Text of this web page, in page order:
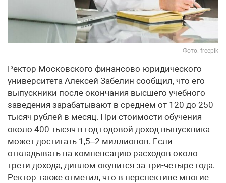
Фото: freepik
Ректор Московского финансово-юридического
университета Алексей Забелин сообщил, что его
выпускники после окончания высшего учебного
заведения зарабатывают в среднем от 120 до 250
тысяч рублей в месяц. При стоимости обучения
около 400 тысяч в год годовой доход выпускника
может достигать 1,5–2 миллионов. Если
откладывать на компенсацию расходов около
трети дохода, диплом окупится за три-четыре года.
Ректор также отметил, что в перспективе многие